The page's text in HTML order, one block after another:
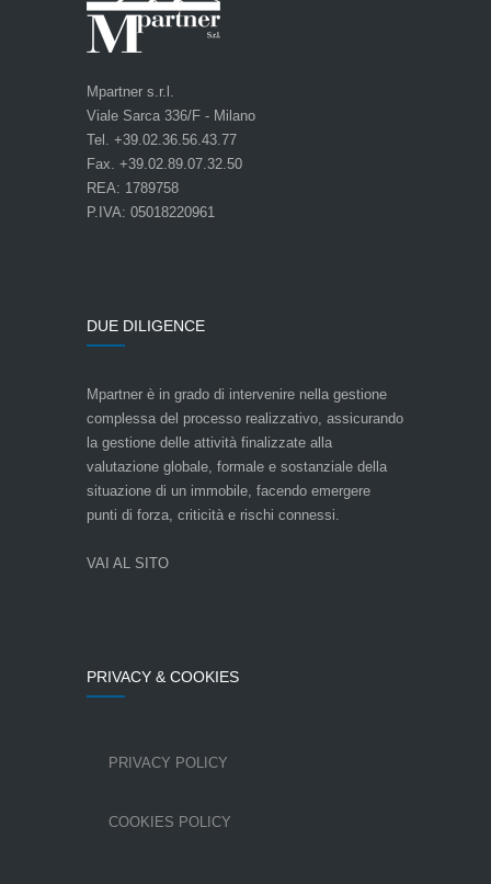
Mpartner s.r.l.
Viale Sarca 336/F - Milano
Tel. +39.02.36.56.43.77
Fax. +39.02.89.07.32.50
REA: 1789758
P.IVA: 05018220961
DUE DILIGENCE
Mpartner è in grado di intervenire nella gestione
complessa del processo realizzativo, assicurando
la gestione delle attività finalizzate alla
valutazione globale, formale e sostanziale della
situazione di un immobile, facendo emergere
punti di forza, criticità e rischi connessi.
VAI AL SITO
PRIVACY & COOKIES
PRIVACY POLICY
COOKIES POLICY